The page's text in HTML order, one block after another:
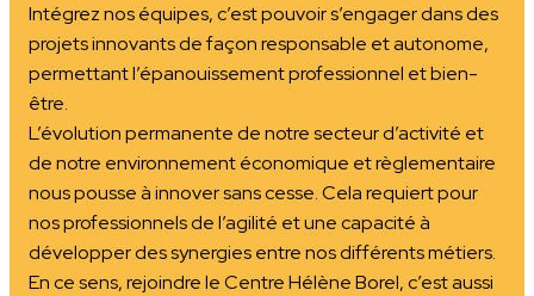
Intégrez nos équipes, c’est pouvoir s’engager dans des
projets innovants de façon responsable et autonome,
permettant l’épanouissement professionnel et bien-
être.
L’évolution permanente de notre secteur d’activité et
de notre environnement économique et règlementaire
nous pousse à innover sans cesse. Cela requiert pour
nos professionnels de l’agilité et une capacité à
développer des synergies entre nos différents métiers.
En ce sens, rejoindre le Centre Hélène Borel, c’est aussi